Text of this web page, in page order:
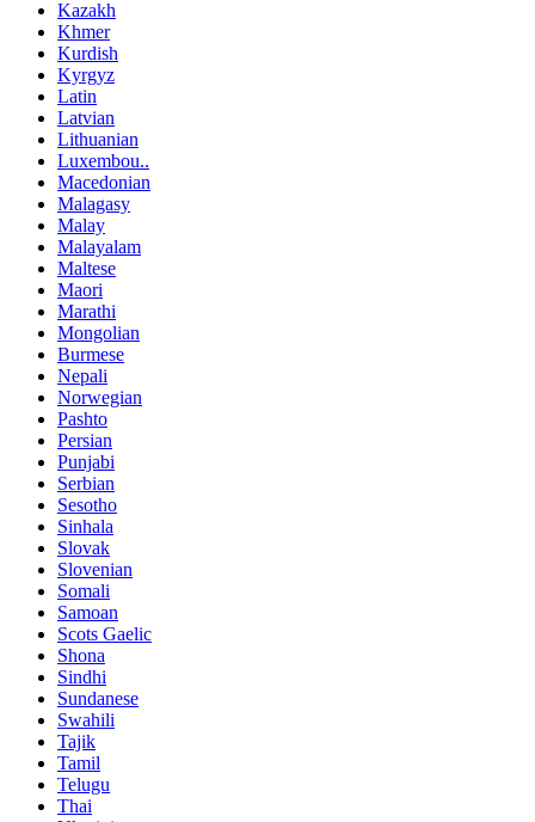
Kazakh
Khmer
Kurdish
Kyrgyz
Latin
Latvian
Lithuanian
Luxembou..
Macedonian
Malagasy
Malay
Malayalam
Maltese
Maori
Marathi
Mongolian
Burmese
Nepali
Norwegian
Pashto
Persian
Punjabi
Serbian
Sesotho
Sinhala
Slovak
Slovenian
Somali
Samoan
Scots Gaelic
Shona
Sindhi
Sundanese
Swahili
Tajik
Tamil
Telugu
Thai